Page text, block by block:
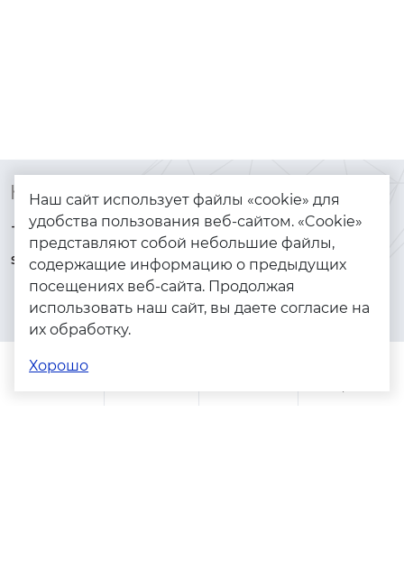
Контакты
+7 (925) 144-64-73
serebryanyye.grani@mail.ru
Каталог
Браслеты
Золото
Серебро
Помощь
Наш сайт использует файлы «cookie» для
удобства пользования веб-сайтом. «Cookie»
представляют собой небольшие файлы,
содержащие информацию о предыдущих
посещениях веб-сайта. Продолжая
использовать наш сайт, вы даете согласие на
их обработку.
Хорошо